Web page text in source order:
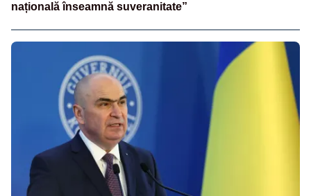
națională înseamnă suveranitate”